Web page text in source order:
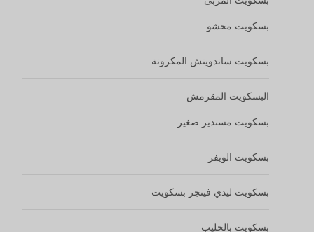
بسكويت بالقهوة
بسكويت بالزبدة
كوكيز الشوكولاتة